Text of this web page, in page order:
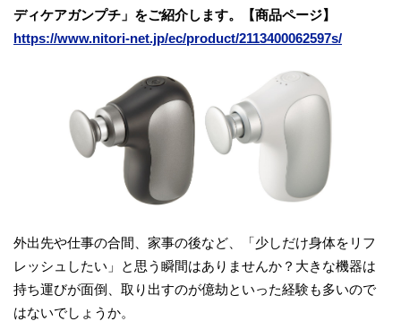
ディケアガンプチ」をご紹介します。【商品ページ】
https://www.nitori-net.jp/ec/product/2113400062597s/
外出先や仕事の合間、家事の後など、「少しだけ身体をリフ
レッシュしたい」と思う瞬間はありませんか？大きな機器は
持ち運びが面倒、取り出すのが億劫といった経験も多いので
はないでしょうか。